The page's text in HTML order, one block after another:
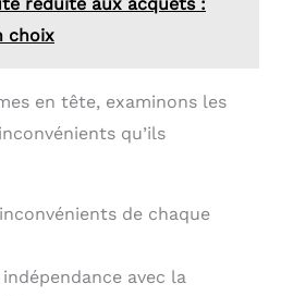
choix
en tête, examinons les
qu’ils
de chaque
avec la